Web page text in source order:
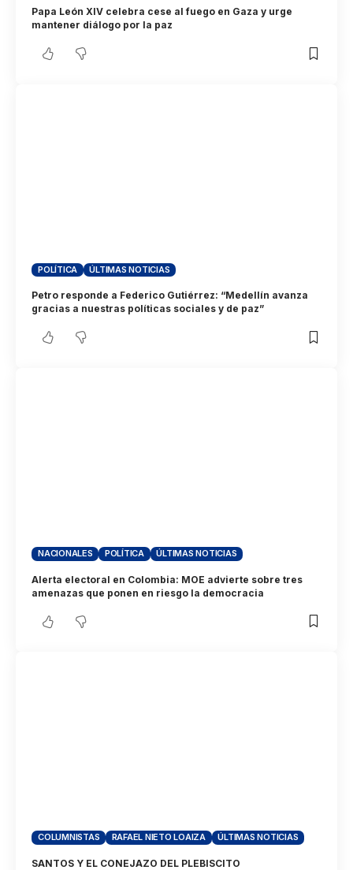
Papa León XIV celebra cese al fuego en Gaza y urge
mantener diálogo por la paz
POLÍTICA ÚLTIMAS NOTICIAS
Petro responde a Federico Gutiérrez: “Medellín avanza
gracias a nuestras políticas sociales y de paz”
NACIONALES POLÍTICA ÚLTIMAS NOTICIAS
Alerta electoral en Colombia: MOE advierte sobre tres
amenazas que ponen en riesgo la democracia
COLUMNISTAS RAFAEL NIETO LOAIZA ÚLTIMAS NOTICIAS
SANTOS Y EL CONEJAZO DEL PLEBISCITO